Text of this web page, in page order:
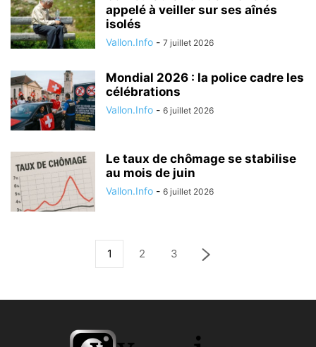
appelé à veiller sur ses aînés
isolés
Vallon.Info - 7 juillet 2026
Mondial 2026 : la police cadre les
célébrations
Vallon.Info - 6 juillet 2026
Le taux de chômage se stabilise
au mois de juin
Vallon.Info - 6 juillet 2026
1 2 3